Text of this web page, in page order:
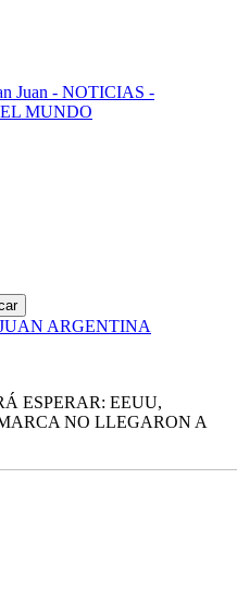
Juan - NOTICIAS -
MUNDO
ESPERAR: EEUU,
NO LLEGARON A